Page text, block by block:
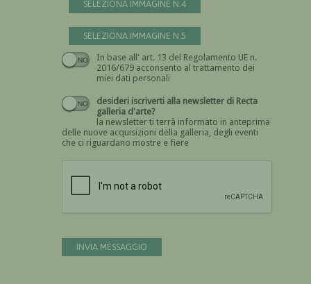
SELEZIONA IMMAGINE N.4
SELEZIONA IMMAGINE N.5
In base all' art. 13 del Regolamento UE n.
2016/679 acconsento al trattamento dei
miei dati personali
Devi dare il consenso
desideri iscriverti alla newsletter di Recta
galleria d'arte?
la newsletter ti terrà informato in anteprima
delle nuove acquisizioni della galleria, degli eventi
che ci riguardano mostre e fiere
INVIA MESSAGGIO